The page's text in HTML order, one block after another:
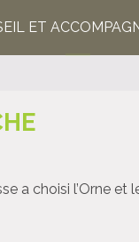
ET
a choisi l’Orne et